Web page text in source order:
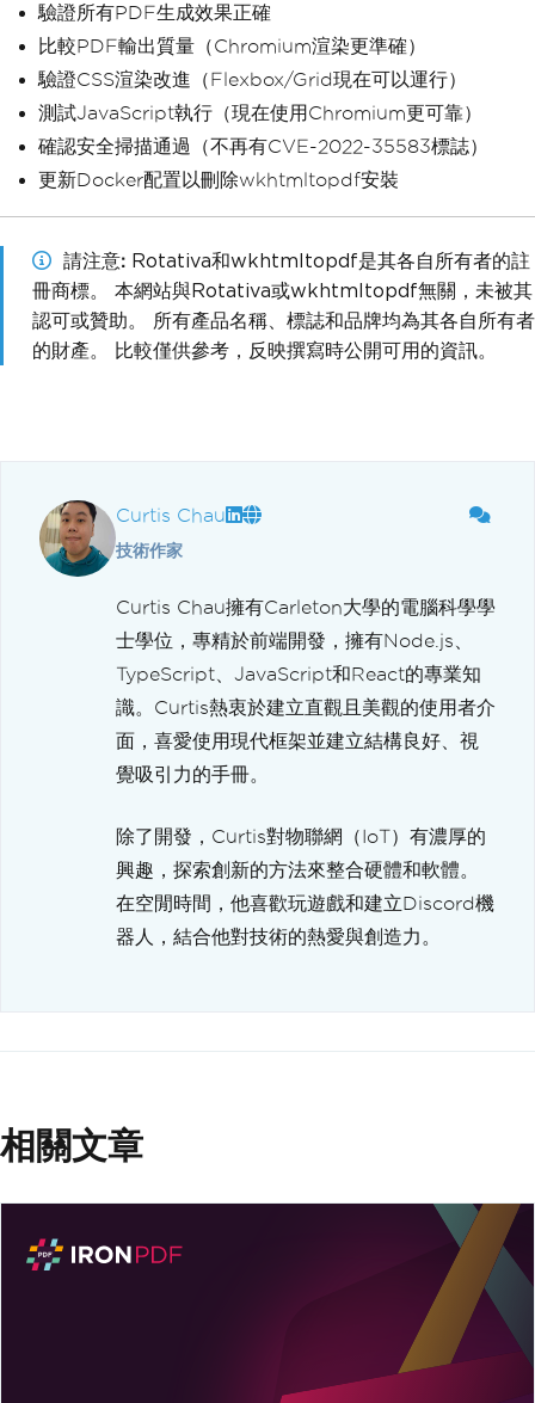
驗證所有PDF生成效果正確
比較PDF輸出質量（Chromium渲染更準確）
驗證CSS渲染改進（Flexbox/Grid現在可以運行）
測試JavaScript執行（現在使用Chromium更可靠）
確認安全掃描通過（不再有CVE-2022-35583標誌）
更新Docker配置以刪除wkhtmltopdf安裝
請注意 Rotativa和wkhtmltopdf是其各自所有者的註
冊商標。 本網站與Rotativa或wkhtmltopdf無關，未被其
認可或贊助。 所有產品名稱、標誌和品牌均為其各自所有者
的財產。 比較僅供參考，反映撰寫時公開可用的資訊。
Curtis Chau
技術作家
Curtis Chau擁有Carleton大學的電腦科學學
士學位，專精於前端開發，擁有Node.js、
TypeScript、JavaScript和React的專業知
識。Curtis熱衷於建立直觀且美觀的使用者介
面，喜愛使用現代框架並建立結構良好、視
覺吸引力的手冊。
除了開發，Curtis對物聯網（IoT）有濃厚的
興趣，探索創新的方法來整合硬體和軟體。
在空閒時間，他喜歡玩遊戲和建立Discord機
器人，結合他對技術的熱愛與創造力。
相關文章